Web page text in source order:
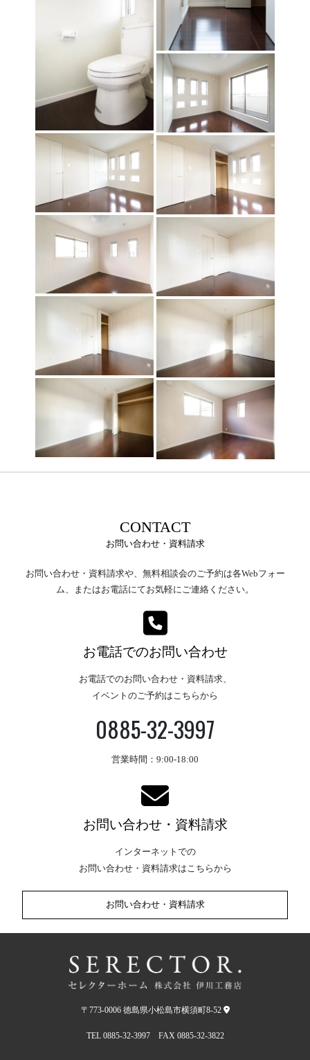
CONTACT
お問い合わせ・資料請求
お問い合わせ・資料請求や、無料相談会のご予約は各Webフォー
ム、またはお電話にてお気軽にご連絡ください。
お電話でのお問い合わせ
お電話でのお問い合わせ・資料請求、
イベントのご予約はこちらから
0885-32-3997
営業時間：9:00-18:00
お問い合わせ・資料請求
インターネットでの
お問い合わせ・資料請求はこちらから
お問い合わせ・資料請求
〒773-0006 徳島県小松島市横須町8-52
TEL 0885-32-3997 FAX 0885-32-3822